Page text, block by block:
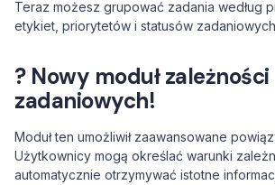
Teraz możesz grupować zadania według
etykiet, priorytetów i statusów
? Nowy moduł zależności
zadaniowych!
Moduł ten umożliwił zaawansowane
Użytkownicy mogą określać warunki
automatycznie otrzymywać istotne